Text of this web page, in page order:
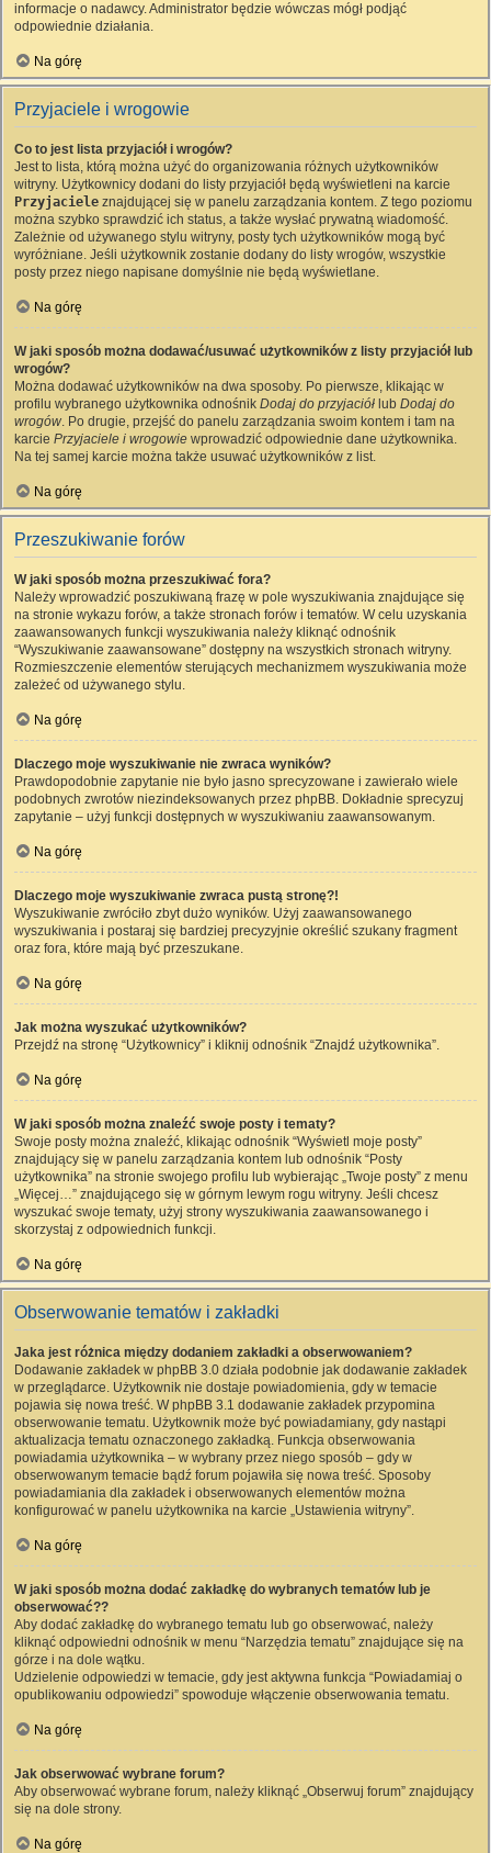
informacje o nadawcy. Administrator będzie wówczas mógł podjąć
odpowiednie działania.
Na górę
Przyjaciele i wrogowie
Co to jest lista przyjaciół i wrogów?
Jest to lista, którą można użyć do organizowania różnych użytkowników
witryny. Użytkownicy dodani do listy przyjaciół będą wyświetleni na karcie
Przyjaciele znajdującej się w panelu zarządzania kontem. Z tego poziomu
można szybko sprawdzić ich status, a także wysłać prywatną wiadomość.
Zależnie od używanego stylu witryny, posty tych użytkowników mogą być
wyróżniane. Jeśli użytkownik zostanie dodany do listy wrogów, wszystkie
posty przez niego napisane domyślnie nie będą wyświetlane.
Na górę
W jaki sposób można dodawać/usuwać użytkowników z listy przyjaciół lub
wrogów?
Można dodawać użytkowników na dwa sposoby. Po pierwsze, klikając w
profilu wybranego użytkownika odnośnik Dodaj do przyjaciół lub Dodaj do
wrogów. Po drugie, przejść do panelu zarządzania swoim kontem i tam na
karcie Przyjaciele i wrogowie wprowadzić odpowiednie dane użytkownika.
Na tej samej karcie można także usuwać użytkowników z list.
Na górę
Przeszukiwanie forów
W jaki sposób można przeszukiwać fora?
Należy wprowadzić poszukiwaną frazę w pole wyszukiwania znajdujące się
na stronie wykazu forów, a także stronach forów i tematów. W celu uzyskania
zaawansowanych funkcji wyszukiwania należy kliknąć odnośnik
“Wyszukiwanie zaawansowane” dostępny na wszystkich stronach witryny.
Rozmieszczenie elementów sterujących mechanizmem wyszukiwania może
zależeć od używanego stylu.
Na górę
Dlaczego moje wyszukiwanie nie zwraca wyników?
Prawdopodobnie zapytanie nie było jasno sprecyzowane i zawierało wiele
podobnych zwrotów niezindeksowanych przez phpBB. Dokładnie sprecyzuj
zapytanie – użyj funkcji dostępnych w wyszukiwaniu zaawansowanym.
Na górę
Dlaczego moje wyszukiwanie zwraca pustą stronę?!
Wyszukiwanie zwróciło zbyt dużo wyników. Użyj zaawansowanego
wyszukiwania i postaraj się bardziej precyzyjnie określić szukany fragment
oraz fora, które mają być przeszukane.
Na górę
Jak można wyszukać użytkowników?
Przejdź na stronę “Użytkownicy” i kliknij odnośnik “Znajdź użytkownika”.
Na górę
W jaki sposób można znaleźć swoje posty i tematy?
Swoje posty można znaleźć, klikając odnośnik “Wyświetl moje posty”
znajdujący się w panelu zarządzania kontem lub odnośnik “Posty
użytkownika” na stronie swojego profilu lub wybierając „Twoje posty” z menu
„Więcej…” znajdującego się w górnym lewym rogu witryny. Jeśli chcesz
wyszukać swoje tematy, użyj strony wyszukiwania zaawansowanego i
skorzystaj z odpowiednich funkcji.
Na górę
Obserwowanie tematów i zakładki
Jaka jest różnica między dodaniem zakładki a obserwowaniem?
Dodawanie zakładek w phpBB 3.0 działa podobnie jak dodawanie zakładek
w przeglądarce. Użytkownik nie dostaje powiadomienia, gdy w temacie
pojawia się nowa treść. W phpBB 3.1 dodawanie zakładek przypomina
obserwowanie tematu. Użytkownik może być powiadamiany, gdy nastąpi
aktualizacja tematu oznaczonego zakładką. Funkcja obserwowania
powiadamia użytkownika – w wybrany przez niego sposób – gdy w
obserwowanym temacie bądź forum pojawiła się nowa treść. Sposoby
powiadamiania dla zakładek i obserwowanych elementów można
konfigurować w panelu użytkownika na karcie „Ustawienia witryny”.
Na górę
W jaki sposób można dodać zakładkę do wybranych tematów lub je
obserwować??
Aby dodać zakładkę do wybranego tematu lub go obserwować, należy
kliknąć odpowiedni odnośnik w menu “Narzędzia tematu” znajdujące się na
górze i na dole wątku.
Udzielenie odpowiedzi w temacie, gdy jest aktywna funkcja “Powiadamiaj o
opublikowaniu odpowiedzi” spowoduje włączenie obserwowania tematu.
Na górę
Jak obserwować wybrane forum?
Aby obserwować wybrane forum, należy kliknąć „Obserwuj forum” znajdujący
się na dole strony.
Na górę